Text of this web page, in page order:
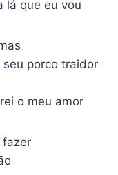
lá que eu vou
seu porco traidor
o meu amor
fazer